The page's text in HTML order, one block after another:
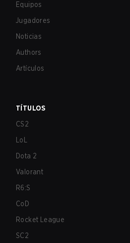
Equipos
Jugadores
Noticias
Authors
Artículos
TÍTULOS
CS2
LoL
Dota 2
Valorant
R6:S
CoD
Rocket League
SC2